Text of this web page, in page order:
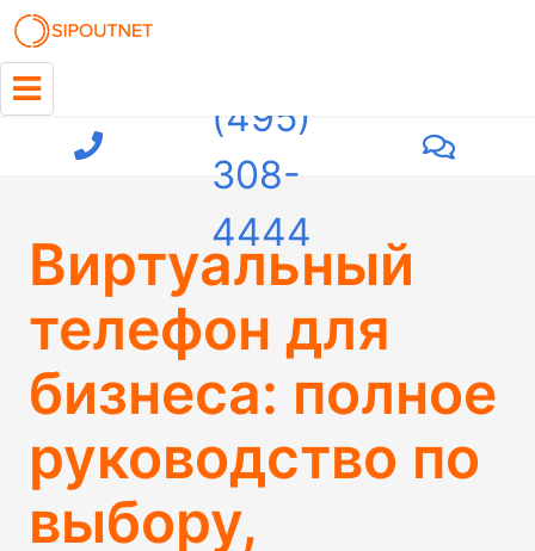
(495)
308-
4444
Виртуальный
телефон для
бизнеса: полное
руководство по
выбору,